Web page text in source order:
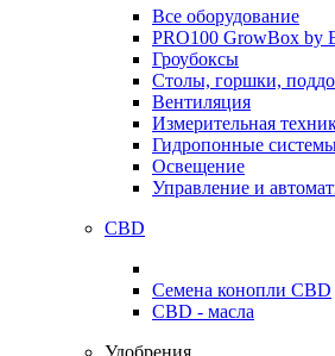
Все оборудование
PRO100 GrowBox by
Гроубоксы
Столы, горшки,
Вентиляция
Измерительная
Гидропонные
Освещение
Управление и
CBD
Семена конопли CBD
CBD - масла